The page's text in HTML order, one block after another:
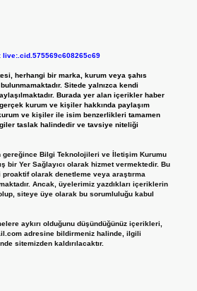
live:.cid.575569c608265c69
herhangi bir marka, kurum veya şahıs
Sitede yalnızca kendi
Burada yer alan içerikler haber
kurum ve kişiler hakkında paylaşım
ve kişiler ile isim benzerlikleri tamamen
taslak halindedir ve tavsiye niteliği
gereğince Bilgi Teknolojileri ve İletişim Kurumu
bir Yer Sağlayıcı olarak hizmet vermektedir. Bu
olarak denetleme veya araştırma
Ancak, üyelerimiz yazdıkları içeriklerin
siteye üye olarak bu sorumluluğu kabul
aykırı olduğunu düşündüğünüz içerikleri,
adresine bildirmeniz halinde, ilgili
sitemizden kaldırılacaktır.